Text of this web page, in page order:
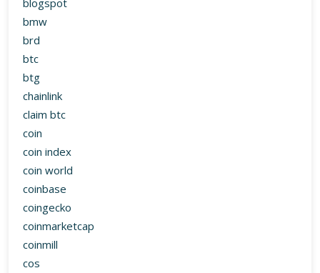
bmw
brd
btc
btg
chainlink
claim btc
coin
coin index
coin world
coinbase
coingecko
coinmarketcap
coinmill
cos